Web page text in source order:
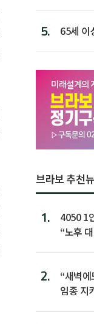
5. 65세 이
브라보 추천
1.
4050 1
“노후
2.
“새벽
임종 지